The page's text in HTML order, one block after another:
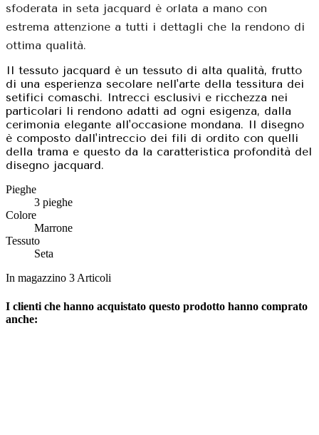
sfoderata in seta jacquard è orlata a mano con
estrema attenzione a tutti i dettagli che la rendono di
ottima qualità.
Il tessuto jacquard è un tessuto di alta qualità, frutto
di una esperienza secolare nell'arte della tessitura dei
setifici comaschi. Intrecci esclusivi e ricchezza nei
particolari li rendono adatti ad ogni esigenza, dalla
cerimonia elegante all'occasione mondana. Il disegno
è composto dall'intreccio dei fili di ordito con quelli
della trama e questo da la caratteristica profondità del
disegno jacquard.
Pieghe
3 pieghe
Colore
Marrone
Tessuto
Seta
In magazzino 3 Articoli
I clienti che hanno acquistato questo prodotto hanno comprato
anche: